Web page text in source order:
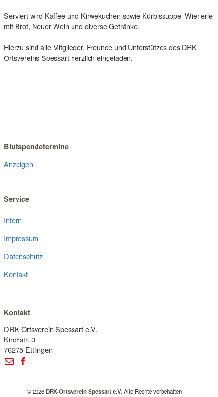
Serviert wird Kaffee und Kirwekuchen sowie Kürbissuppe, Wienerle
mit Brot, Neuer Wein und diverse Getränke.
Hierzu sind alle Mitglieder, Freunde und Unterstützes des DRK
Ortsvereins Spessart herzlich eingeladen.
Blutspendetermine
Anzeigen
Service
Intern
Impressum
Datenschutz
Kontakt
Kontakt
DRK Ortsverein Spessart e.V.
Kirchstr. 3
76275 Ettlingen
© 2026 DRK-Ortsverein Spessart e.V.Alle Rechte vorbehalten.